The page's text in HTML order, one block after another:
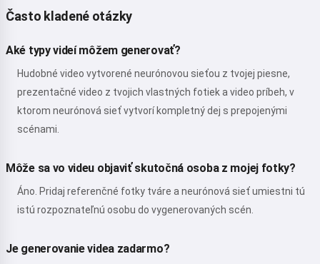
Často kladené otázky
Aké typy videí môžem generovať?
Hudobné video vytvorené neurónovou sieťou z tvojej piesne,
prezentačné video z tvojich vlastných fotiek a video príbeh, v
ktorom neurónová sieť vytvorí kompletný dej s prepojenými
scénami.
Môže sa vo videu objaviť skutočná osoba z mojej fotky?
Áno. Pridaj referenčné fotky tváre a neurónová sieť umiestni tú
istú rozpoznateľnú osobu do vygenerovaných scén.
Je generovanie videa zadarmo?